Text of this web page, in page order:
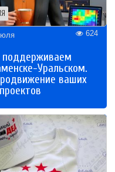
624
поддерживаем
Уральском.
ваших